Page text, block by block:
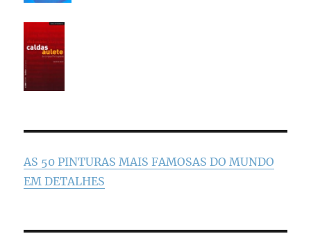
AS 50 PINTURAS MAIS FAMOSAS DO MUNDO
EM DETALHES